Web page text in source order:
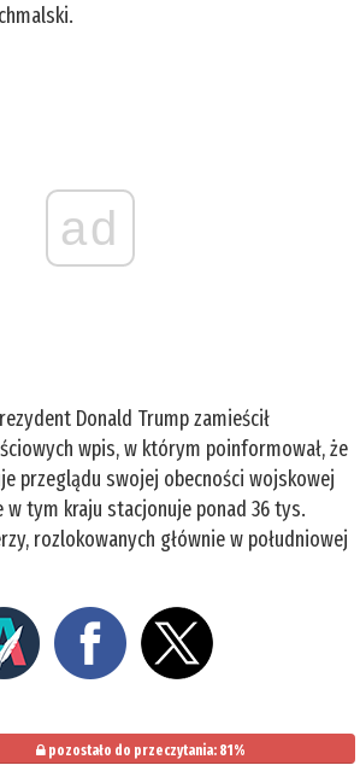
ad
Donald Trump zamieścił
wpis, w którym poinformował, że
przeglądu swojej obecności wojskowej
w tym kraju stacjonuje ponad 36 tys.
rozlokowanych głównie w południowej
pozostało do przeczytania: 81%